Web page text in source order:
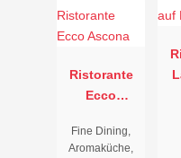
Ristorante
Ecco
Fine Dining,
Aromaküche,